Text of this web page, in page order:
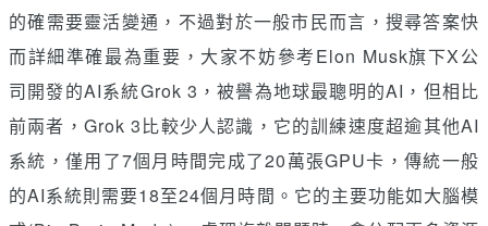
的確需要靈活變通，不過對於一般市民而言，搜尋答案快
而詳細準確最為重要，大家不妨參考Elon Musk旗下X公
司開發的AI系統Grok 3，被譽為地球最聰明的AI，但相比
前兩者，Grok 3比較少人認識，它的訓練速度超逾其他AI
系統，僅用了7個月時間完成了20萬張GPU卡，傳統一般
的AI系統則需要18至24個月時間。它的主要功能如大腦模